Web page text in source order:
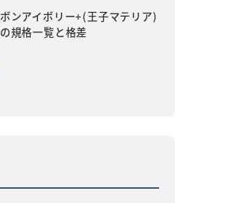
ボンアイボリー+(王子マテリア)
の規格一覧と格差